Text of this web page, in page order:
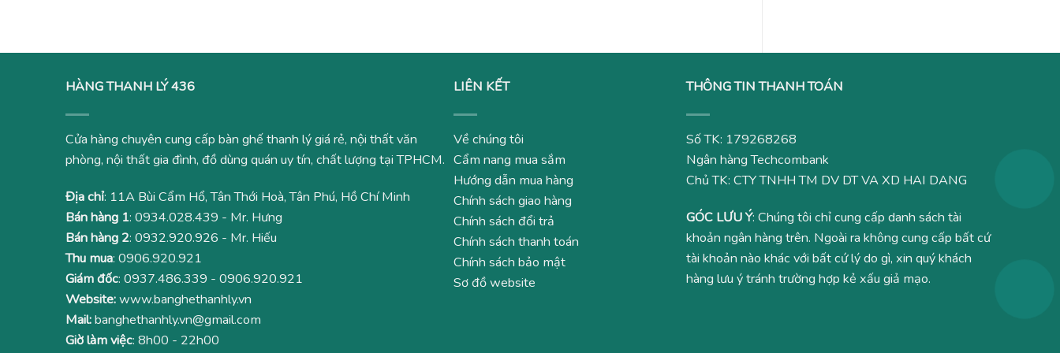
HÀNG THANH LÝ 436
Cửa hàng chuyên cung cấp bàn ghế thanh lý giá rẻ, nội thất văn
phòng, nội thất gia đình, đồ dùng quán uy tín, chất lượng tại TPHCM.
Địa chỉ: 11A Bùi Cẩm Hổ, Tân Thới Hoà, Tân Phú, Hồ Chí Minh
Bán hàng 1: 0934.028.439 - Mr. Hưng
Bán hàng 2: 0932.920.926 - Mr. Hiếu
Thu mua: 0906.920.921
Giám đốc: 0937.486.339 - 0906.920.921
Website:www.banghethanhly.vn
Mail:banghethanhly.vn@gmail.com
Giờ làm việc: 8h00 - 22h00
LIÊN KẾT
Về chúng tôi
Cẩm nang mua sắm
Hướng dẫn mua hàng
Chính sách giao hàng
Chính sách đổi trả
Chính sách thanh toán
Chính sách bảo mật
Sơ đồ website
THÔNG TIN THANH TOÁN
Số TK: 179268268
Ngân hàng Techcombank
Chủ TK: CTY TNHH TM DV DT VA XD HAI DANG
GÓC LƯU Ý: Chúng tôi chỉ cung cấp danh sách tài
khoản ngân hàng trên. Ngoài ra không cung cấp bất cứ
tài khoản nào khác với bất cứ lý do gì, xin quý khách
hàng lưu ý tránh trường hợp kẻ xấu giả mạo.